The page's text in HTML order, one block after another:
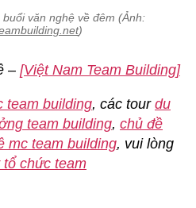
văn nghệ về đêm (Ảnh:
)
– [Việt Nam Team Building]
team building, các tour du
team building, chủ đề
mc team building, vui lòng
tổ chức team